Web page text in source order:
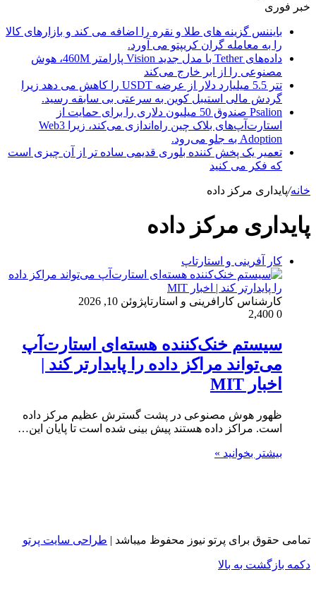
خبر فوری
بایننس گزینه های طلا و نقره را اضافه می کند و بازارهای کالا
را به معامله گران کریپتو می آورد.
داده‌های Tether با مدل جدید Vision پارامتر 460M، هوش
مصنوعی را از ابر خارج می‌کند
تتر 5.5 میلیارد دلار از عرضه USDT را کاهش می دهد زیرا
گردش مالی استیبل کوین به سرعتی بی سابقه رسید.
Psalion صندوق 50 میلیون دلاری را برای حمایت از
استارت‌آپ‌های بلاک چین راه‌اندازی می‌کند، زیرا Web3
Adoption به جلو می‌رود.
تعمیر یک پخش کننده بلوری قدیمی ساده تر از آن چیزی است
که فکر می کنید
خانه/پایداری مرکز داده
پایداری مرکز داده
کار آفرینی و استارتاپ
کارشناس کارافرینی و استارتاپژوئن 10, 2026
0
سیستم خنک‌کننده هسته‌ای استارت‌آپ
می‌تواند مراکز داده را پایدارتر کند |
اخبار MIT
ظهور هوش مصنوعی در پشت گسترش عظیم مرکز داده
است. مراکز داده هستند پیش بینی شده است تا پایان این…
بیشتر بخوانید »
تمامی حقوق برای پرتو نیوز محفوظ میباشد | طراحی سایت پرتو
دکمه بازگشت به بالا